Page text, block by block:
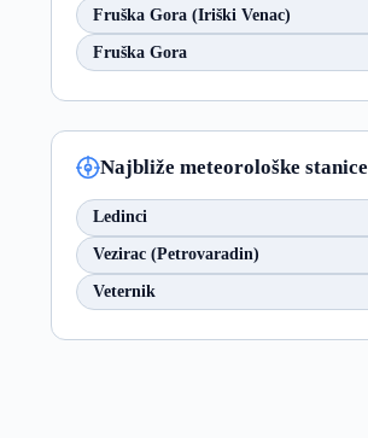
Fruška Gora (Iriški Venac)
Fruška Gora
Najbliže meteorološke stanice
Ledinci
Vezirac (Petrovaradin)
Veternik